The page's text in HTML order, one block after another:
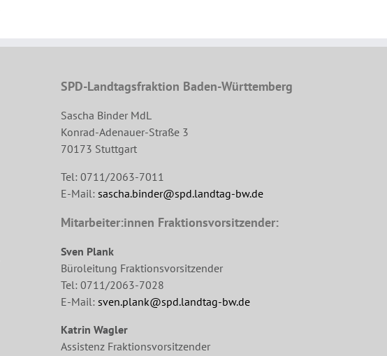
SPD-Landtagsfraktion Baden-Württemberg
Sascha Binder MdL
Konrad-Adenauer-Straße 3
70173 Stuttgart
Tel: 0711/2063-7011
E-Mail: sascha.binder@spd.landtag-bw.de
Mitarbeiter:innen Fraktionsvorsitzender:
Sven Plank
Büroleitung Fraktionsvorsitzender
Tel: 0711/2063-7028
E-Mail: sven.plank@spd.landtag-bw.de
Katrin Wagler
Assistenz Fraktionsvorsitzender